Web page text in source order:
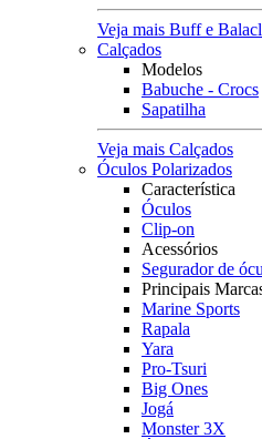
Veja mais Buff e
Calçados
Modelos
Babuche - Crocs
Sapatilha
Veja mais Calçados
Óculos Polarizados
Característica
Óculos
Clip-on
Acessórios
Segurador de
Principais
Marine Sports
Rapala
Yara
Pro-Tsuri
Big Ones
Jogá
Monster 3X